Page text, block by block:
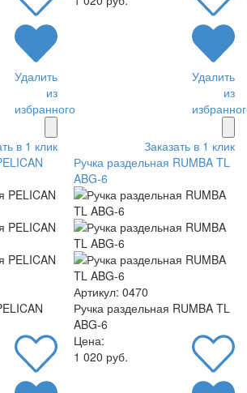
Удалить
из
избранного
в 1 клик
Удалить
из
Заказать в 1 клик
Ручка раздельная RUMBA TL
ABG-6
Артикул: 0470
Ручка раздельная RUMBA TL
ABG-6
Цена:
1 020 руб.